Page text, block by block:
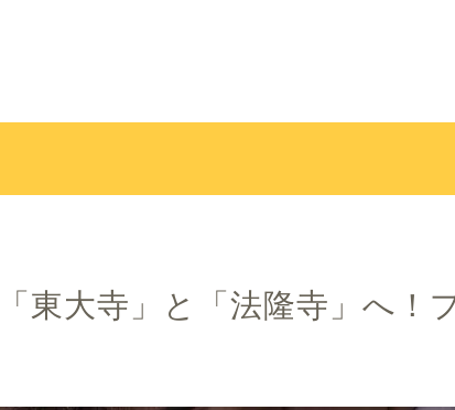
東大寺」と「法隆寺」へ！